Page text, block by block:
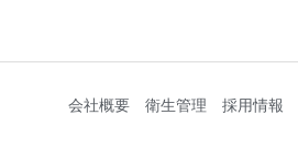
会社概要 衛生管理 採用情報